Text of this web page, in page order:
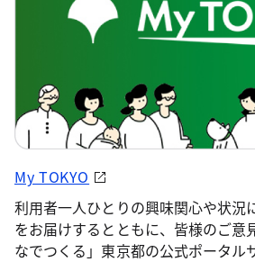
My TOKYO
利用者一人ひとりの興味関心や状況
をお届けするとともに、皆様のご意
なでつくる」東京都の公式ポータル